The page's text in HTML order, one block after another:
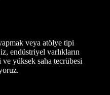
veya atölye tipi
endüstriyel varlıkların
yüksek saha tecrübesi